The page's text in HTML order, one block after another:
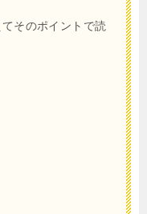
そのポイントで読